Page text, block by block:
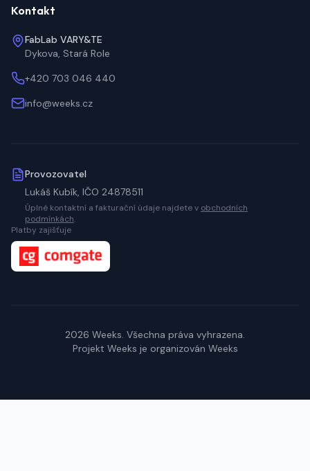
Kontakt
FabLab VARY&TE
Dykova, Stará Role
+420 703 046 440
info@weeks.cz
Provozovatel
Lukáš Kubík, IČO 24878511
Úplné kontaktní a fakturační údaje najdete v obchodních
podmínkách.
Platby zajišťuje
2026 Weeks. Všechna práva vyhrazena.
Projekt Weeks je organizován Weeks